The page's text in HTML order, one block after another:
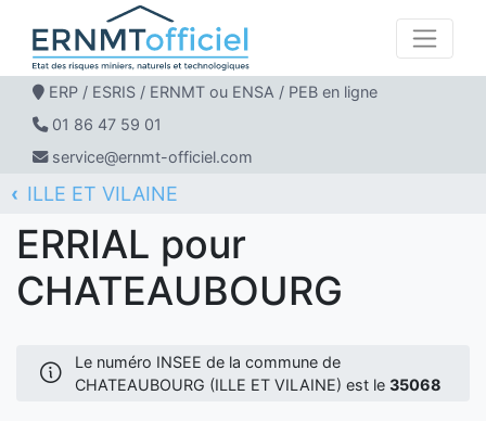
ERP / ESRIS / ERNMT ou ENSA / PEB en ligne
01 86 47 59 01
service@ernmt-officiel.com
ERNMT Officiel
ERRIAL
ILLE ET VILAINE
CHATEAUBOURG
ERRIAL pour
CHATEAUBOURG
Le numéro INSEE de la commune de
CHATEAUBOURG (ILLE ET VILAINE) est le 35068